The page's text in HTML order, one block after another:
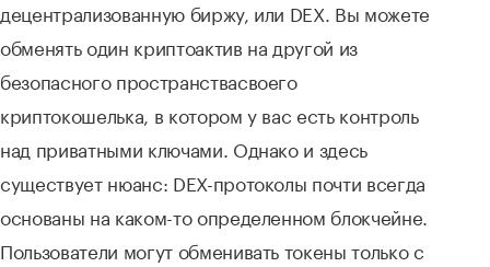
децентрализованную биржу, или DEX. Вы можете
обменять один криптоактив на другой из
безопасного пространствасвоего
криптокошелька, в котором у вас есть контроль
над приватными ключами. Однако и здесь
существует нюанс: DEX-протоколы почти всегда
основаны на каком-то определенном блокчейне.
Пользователи могут обменивать токены только с